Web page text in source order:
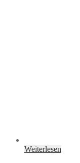
Weiterlesen